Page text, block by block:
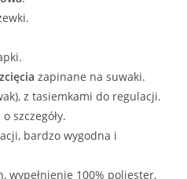
zapinane na suwaki.
z tasiemkami do regulacji.
szczegóły.
bardzo wygodna i
wypełnienie 100% poliester,